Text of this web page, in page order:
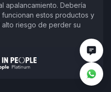
apalancamiento. Debería
estos productos y
alto riesgo de perder su